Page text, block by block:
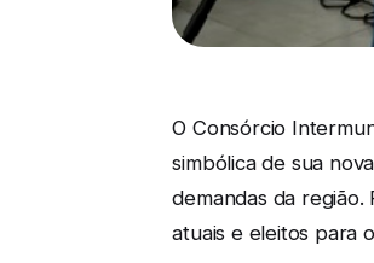
O Consórcio
simbólica de sua
demandas da
atuais e eleitos para